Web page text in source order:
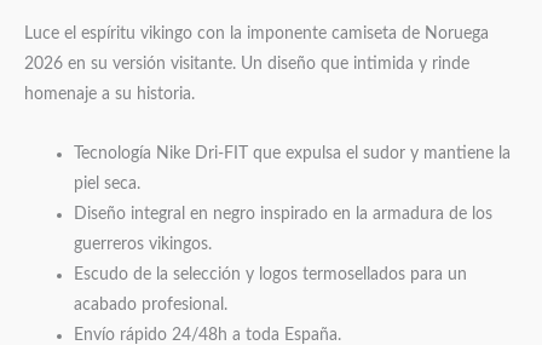
Luce el espíritu vikingo con la imponente camiseta de Noruega
2026 en su versión visitante. Un diseño que intimida y rinde
homenaje a su historia.
Tecnología Nike Dri-FIT que expulsa el sudor y mantiene la
piel seca.
Diseño integral en negro inspirado en la armadura de los
guerreros vikingos.
Escudo de la selección y logos termosellados para un
acabado profesional.
Envío rápido 24/48h a toda España.